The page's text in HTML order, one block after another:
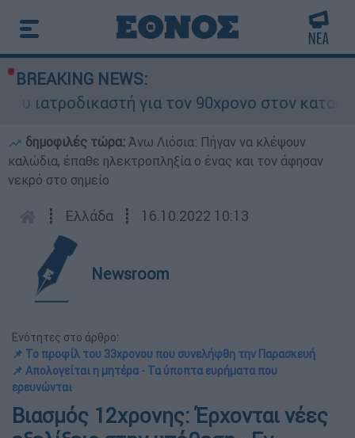
BREAKING NEWS:
για τον 90χρονο στον καταψύκτη
δημοφιλές τώρα: Άνω Λιόσια: Πήγαν να κλέψουν
καλώδια, έπαθε ηλεκτροπληξία ο ένας και τον άφησαν
νεκρό στο σημείο
┋ Ελλάδα ┋ 16.10.2022 10:13
Newsroom
Ενότητες στο άρθρο:
📌 Το προφίλ του 33χρονου που συνελήφθη την Παρασκευή
📌 Απολογείται η μητέρα - Τα ύποπτα ευρήματα που
ερευνώνται
Βιασμός 12χρονης: Έρχονται νέες